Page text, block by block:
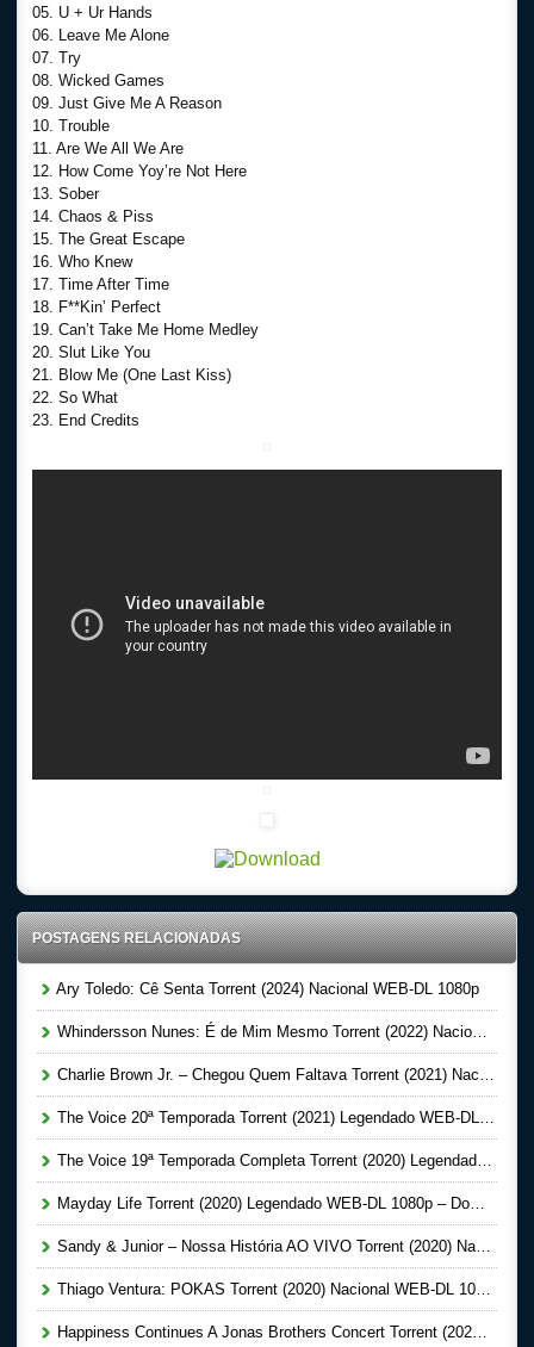
05. U + Ur Hands
06. Leave Me Alone
07. Try
08. Wicked Games
09. Just Give Me A Reason
10. Trouble
11. Are We All We Are
12. How Come Yoy’re Not Here
13. Sober
14. Chaos & Piss
15. The Great Escape
16. Who Knew
17. Time After Time
18. F**Kin’ Perfect
19. Can’t Take Me Home Medley
20. Slut Like You
21. Blow Me (One Last Kiss)
22. So What
23. End Credits
POSTAGENS RELACIONADAS
Ary Toledo: Cê Senta Torrent (2024) Nacional WEB-DL 1080p
Whindersson Nunes: É de Mim Mesmo Torrent (2022) Nacional 5.1 WEB-DL 1080p – Download
Charlie Brown Jr. – Chegou Quem Faltava Torrent (2021) Nacional WEB-DL 1080p – Download
The Voice 20ª Temporada Torrent (2021) Legendado WEB-DL 720p | 1080p – Download
The Voice 19ª Temporada Completa Torrent (2020) Legendado WEB-DL 720p | 1080p – Download
Mayday Life Torrent (2020) Legendado WEB-DL 1080p – Download
Sandy & Junior – Nossa História AO VIVO Torrent (2020) Nacional WEB-DL 720p e 1080p – Download
Thiago Ventura: POKAS Torrent (2020) Nacional WEB-DL 1080p – Download
Happiness Continues A Jonas Brothers Concert Torrent (2020) Legendado WEB-DL 1080p Download